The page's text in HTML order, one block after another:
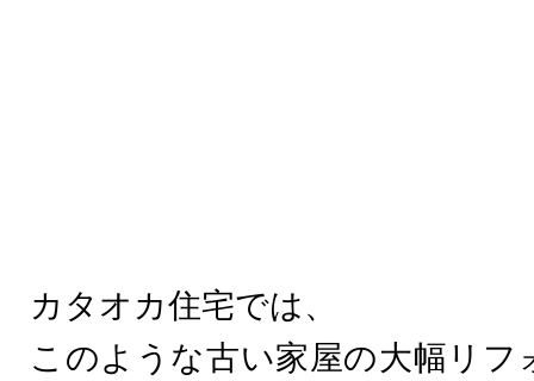
カタオカ住宅では、
このような古い家屋の大幅リフ